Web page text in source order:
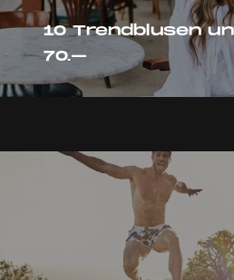
10 Trendblusen
70.–